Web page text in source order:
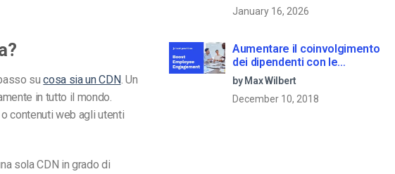
sucosa sia un CDN. Un
in tutto il mondo.
contenuti web agli utenti
sola CDN in grado di
January 16, 2026
Aumentare il coinvolgimento
dei dipendenti con le
comunicazioni aziendali in
live streaming
by Max Wilbert
December 10, 2018